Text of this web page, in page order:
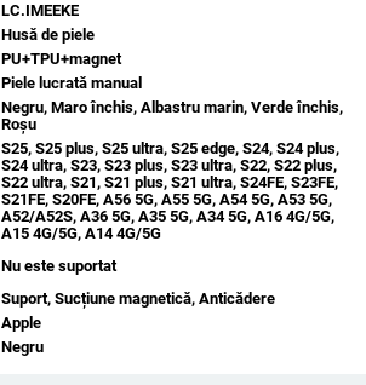
LC.IMEEKE
Husă de piele
PU+TPU+magnet
Piele lucrată manual
Negru, Maro închis, Albastru marin, Verde închis,
Roșu
S25, S25 plus, S25 ultra, S25 edge, S24, S24 plus,
S24 ultra, S23, S23 plus, S23 ultra, S22, S22 plus,
S22 ultra, S21, S21 plus, S21 ultra, S24FE, S23FE,
S21FE, S20FE, A56 5G, A55 5G, A54 5G, A53 5G,
A52/A52S, A36 5G, A35 5G, A34 5G, A16 4G/5G,
A15 4G/5G, A14 4G/5G
Nu este suportat
Suport, Sucțiune magnetică, Anticădere
Apple
Negru